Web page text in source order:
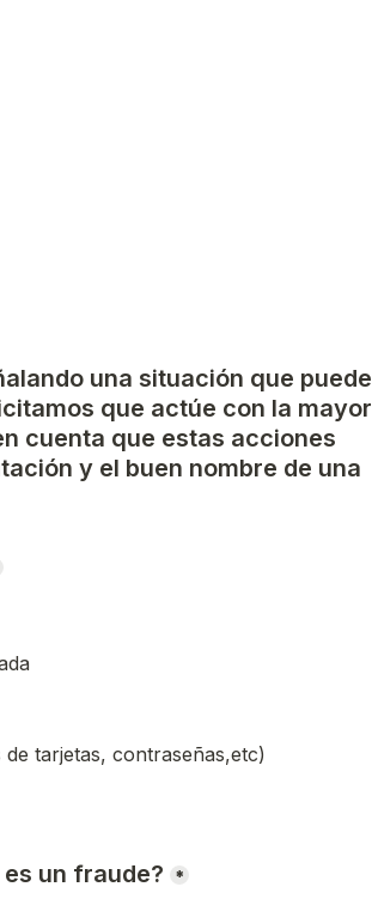
una situación que puede
que actúe con la mayor
cuenta que estas acciones
y el buen nombre de una
tarjetas, contraseñas,etc)
un fraude? *